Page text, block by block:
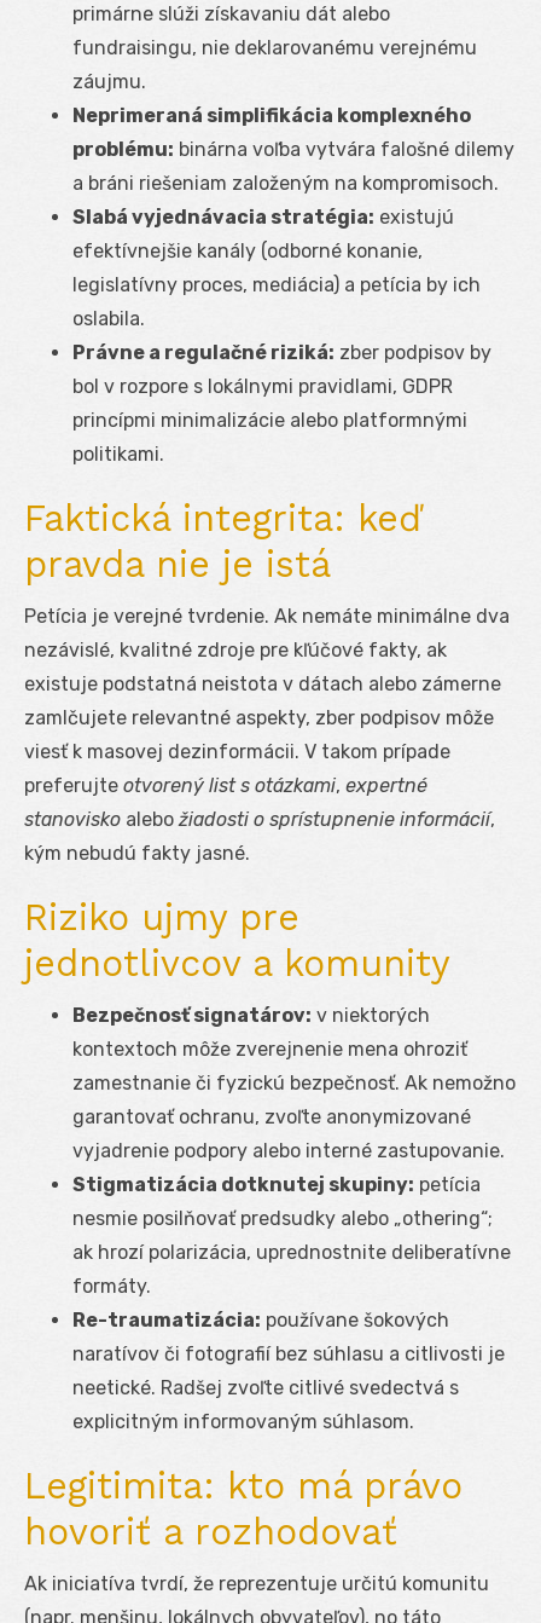
primárne slúži získavaniu dát alebo
fundraisingu, nie deklarovanému verejnému
záujmu.
Neprimeraná simplifikácia komplexného
problému: binárna voľba vytvára falošné dilemy
a bráni riešeniam založeným na kompromisoch.
Slabá vyjednávacia stratégia: existujú
efektívnejšie kanály (odborné konanie,
legislatívny proces, mediácia) a petícia by ich
oslabila.
Právne a regulačné riziká: zber podpisov by
bol v rozpore s lokálnymi pravidlami, GDPR
princípmi minimalizácie alebo platformnými
politikami.
Faktická integrita: keď
pravda nie je istá
Petícia je verejné tvrdenie. Ak nemáte minimálne dva
nezávislé, kvalitné zdroje pre kľúčové fakty, ak
existuje podstatná neistota v dátach alebo zámerne
zamlčujete relevantné aspekty, zber podpisov môže
viesť k masovej dezinformácii. V takom prípade
preferujte otvorený list s otázkami, expertné
stanovisko alebožiadosti o sprístupnenie informácií,
kým nebudú fakty jasné.
Riziko ujmy pre
jednotlivcov a komunity
Bezpečnosť signatárov: v niektorých
kontextoch môže zverejnenie mena ohroziť
zamestnanie či fyzickú bezpečnosť. Ak nemožno
garantovať ochranu, zvoľte anonymizované
vyjadrenie podpory alebo interné zastupovanie.
Stigmatizácia dotknutej skupiny: petícia
nesmie posilňovať predsudky alebo „othering“;
ak hrozí polarizácia, uprednostnite deliberatívne
formáty.
Re-traumatizácia: používane šokových
naratívov či fotografií bez súhlasu a citlivosti je
neetické. Radšej zvoľte citlivé svedectvá s
explicitným informovaným súhlasom.
Legitimita: kto má právo
hovoriť a rozhodovať
Ak iniciatíva tvrdí, že reprezentuje určitú komunitu
(napr. menšinu, lokálnych obyvateľov), no táto